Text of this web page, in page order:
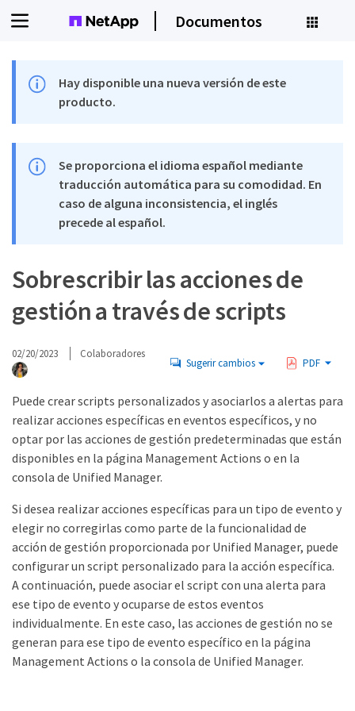
Documentos
Hay disponible una nueva versión de este
producto.
Se proporciona el idioma español mediante
traducción automática para su comodidad. En
caso de alguna inconsistencia, el inglés
precede al español.
Sobrescribir las acciones de
gestión a través de scripts
02/20/2023 Colaboradores
Sugerir cambios PDF
Puede crear scripts personalizados y asociarlos a alertas para
realizar acciones específicas en eventos específicos, y no
optar por las acciones de gestión predeterminadas que están
disponibles en la página Management Actions o en la
consola de Unified Manager.
Si desea realizar acciones específicas para un tipo de evento y
elegir no corregirlas como parte de la funcionalidad de
acción de gestión proporcionada por Unified Manager, puede
configurar un script personalizado para la acción específica.
A continuación, puede asociar el script con una alerta para
ese tipo de evento y ocuparse de estos eventos
individualmente. En este caso, las acciones de gestión no se
generan para ese tipo de evento específico en la página
Management Actions o la consola de Unified Manager.